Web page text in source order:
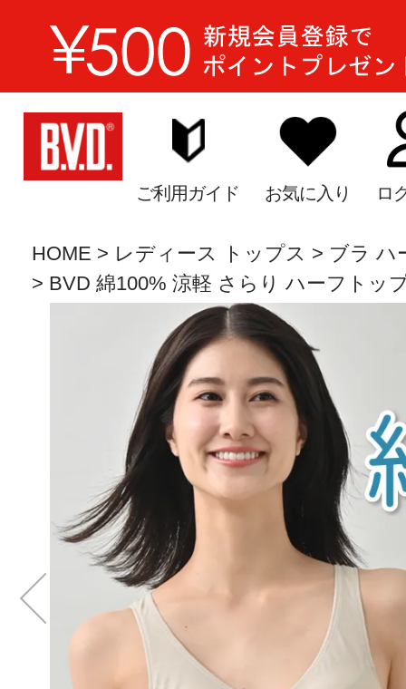
ご利用ガイド お気に入り ロ
HOME レディース トップス
ブラ ハ
BVD 綿100% 涼軽 さらり ハーフトッ